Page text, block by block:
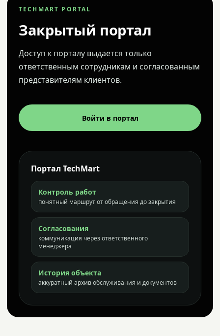
TECHMART PORTAL
Закрытый портал
Доступ к порталу выдается только
ответственным сотрудникам и согласованным
представителям клиентов.
Войти в портал
Портал TechMart
Контроль работ
понятный маршрут от обращения до закрытия
Согласования
коммуникация через ответственного
менеджера
История объекта
аккуратный архив обслуживания и документов